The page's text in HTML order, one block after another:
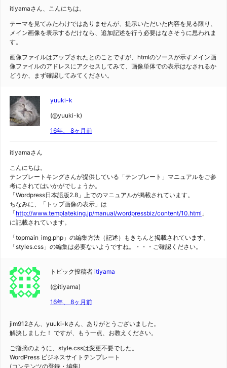
itiyamaさん、こんにちは。
テーマを見てみたわけではありませんが、提示いただいた内容を見る限り、
メイン画像を表示するだけなら、追加記述を行う必要はなさそうに思われま
す。
画像ファイルはアップされたとのことですが、htmlのソースが示すメイン画
像ファイルのアドレスにアクセスしてみて、画像単体での表示はなされるか
どうか、まず確認してみてください。
yuuki-k
(@yuuki-k)
16年、 8ヶ月前
itiyamaさん
こんにちは。
テンプレートキングさんが提供している「テンプレート」マニュアルをご参
考にされてはいかがでしょうか。
「Wordpress日本語版2.8」上でのマニュアルが掲載されています。
ちなみに、「トップ画像の表示」は
「http://www.templateking.jp/manual/wordpressbiz/content/10.html 」
に記載されています。
「topmain_img.php」の編集方法（記述）もきちんと掲載されています。
「styles.css」の編集は必要ないようですね。・・・ご確認ください。
トピック投稿者 itiyama
(@itiyama)
16年、 8ヶ月前
jim912さん、yuuki-kさん、ありがとうございました。
解決しました！ ですが、もう一点、お教えください。
ご指摘のように、style.cssは変更不要でした。
WordPress ビジネスサイトテンプレート
(コンテンツの登録・編集)